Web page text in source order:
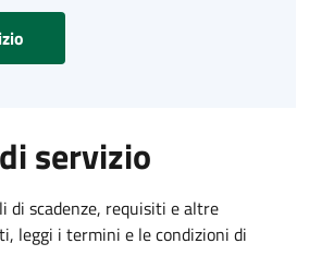
servizio
di scadenze, requisiti e altre
leggi i termini e le condizioni di